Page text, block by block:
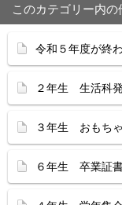
このカテゴリー内の
令和５年度が終
２年生 生活科
３年生 おもち
６年生 卒業証